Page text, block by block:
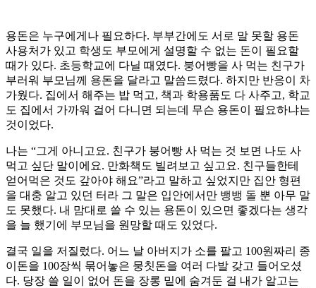
용돈은 누구에게나 필요하다. 부부간에도 서로 말 못할 용돈
사용처가 있고 학생도 부모에게 설명할 수 없는 돈이 필요할
때가 있다. 초등학교에 다닐 때였다. 붕어빵을 사 먹는 친구가
부러워 부모님께 용돈을 달라고 말씀드렸다. 하지만 반응이 차
가웠다. 집에서 해주는 밥 먹고, 책과 학용품도 다 사주고, 학교
도 집에서 가까워 걸어 다니면 되는데 무슨 용돈이 필요하냐는
것이었다.
나는 “그게 아니고요. 친구가 붕어빵 사 먹는 것 보면 나도 사
먹고 싶단 말이에요. 만화책도 빌려보고 싶고요. 친구들한테
얻어먹은 것도 갚아야 해요”라고 말하고 싶었지만 집안 형편
을 대충 알고 있던 터라 그 말은 입안에서만 뱅뱅 돌 뿐 아무 말
도 못했다. 내 맘대로 쓸 수 있는 용돈이 있으면 좋겠다는 생각
을 늘 했기에 부모님을 원망할 때도 있었다.
결국 일을 저질렀다. 어느 날 아버지가 소를 팔고 100원짜리 종
이돈을 100장씩 묶어놓은 뭉칫돈을 여러 다발 갖고 들어오셨
다. 당장 쓸 일이 없어 돈을 장롱 밑에 숨겨둔 걸 내가 알고는